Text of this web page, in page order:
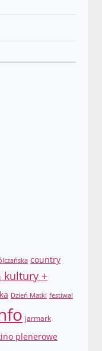
country
kultury +
Dzień Matki festiwal
jarmark
plenerowe